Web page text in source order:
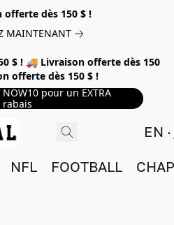
offerte dès 150 $ !
MAINTENANT
$ ! 🚚 Livraison offerte dès 150
offerte dès 150 $ !
pour un EXTRA
rabais
EN
NFL FOOTBALL